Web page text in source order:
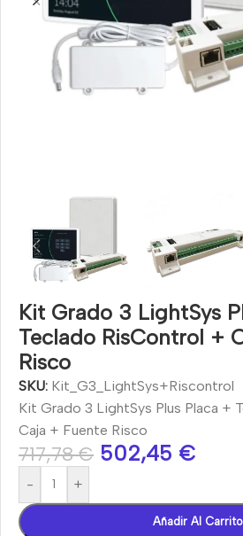
Kit Grado 3 LightSys
Teclado RisControl +
Risco
SKU: Kit_G3_LightSys+Riscontrol
Kit Grado 3 LightSys Plus Placa +
Caja + Fuente Risco
717,78€ 502,45 €
- +
Añadir Al Carrito